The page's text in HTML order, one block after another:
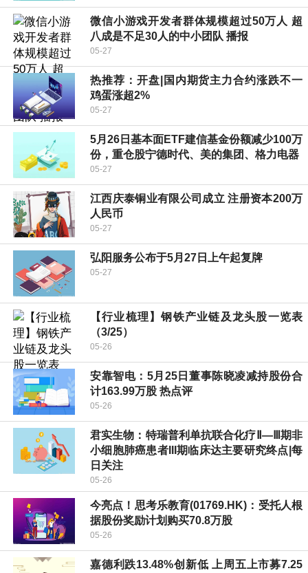
微信小游戏开发者群体规模超过50万人 超
八成是不足30人的中小团队 播报
05-27
热推荐：开盘|国内期货主力合约涨跌不一
鸡蛋涨超2%
05-27
5月26日基本面ETF建信基金份额减少100万
份，重仓股宁德时代、美的集团、格力电器
05-27
江西庆泰铜业有限公司成立 注册资本200万
人民币
05-27
弘阳服务公布于5月27日上午起复牌
05-27
【行业梳理】钢铁产业链及龙头股一览表
（3/25）
05-26
安靠智电：5月25日董事陈晓凌减持股份合
计163.99万股 热点评
05-26
君实生物：特瑞普利单抗联合化疗Ⅱ—Ⅲ期非
小细胞肺癌患者III期临床达主要研究终点|每
日关注
05-26
今亮点！思考乐教育(01769.HK)：受托人根
据股份奖励计划购买70.8万股
05-26
嘉德利跌13.48%创新低 上周五上市募7.25